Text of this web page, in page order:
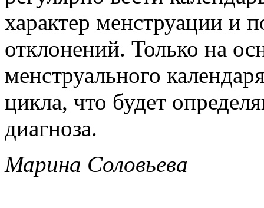
характер менструации и
отклонений. Только на
менструального
цикла, что будет
диагноза.
Марина Соловьева